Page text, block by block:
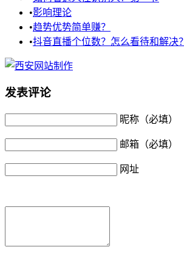
•影响理论
•趋势优势简单赚？
•抖音直播个位数？怎么看待和解决？
发表评论
昵称（必填）
邮箱（必填）
网址